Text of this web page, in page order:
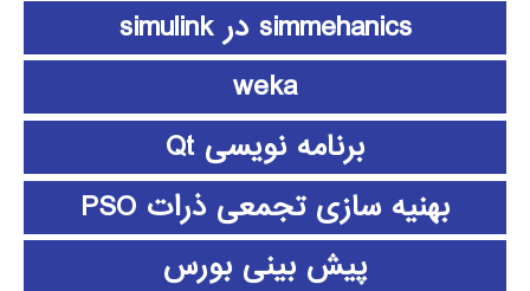
simmehanics در simulink
weka
برنامه نویسی Qt
بهنیه سازی تجمعی ذرات PSO
پیش بینی بورس